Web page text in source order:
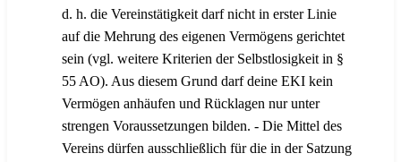
d. h. die Vereinstätigkeit darf nicht in erster Linie
auf die Mehrung des eigenen Vermögens gerichtet
sein (vgl. weitere Kriterien der Selbstlosigkeit in §
55 AO). Aus diesem Grund darf deine EKI kein
Vermögen anhäufen und Rücklagen nur unter
strengen Voraussetzungen bilden. - Die Mittel des
Vereins dürfen ausschließlich für die in der Satzung